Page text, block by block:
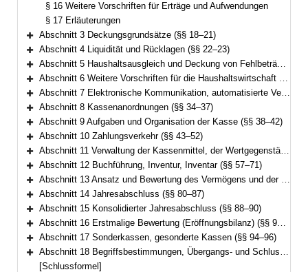
§ 16 Weitere Vorschriften für Erträge und Aufwendungen
§ 17 Erläuterungen
Bereich erweitern
Abschnitt 3 Deckungsgrundsätze (§§ 18–21)
Bereich erweitern
Abschnitt 4 Liquidität und Rücklagen (§§ 22–23)
Bereich erweitern
Abschnitt 5 Haushaltsausgleich und Deckung von Fehlbeträgen (§ 24)
Bereich erweitern
Abschnitt 6 Weitere Vorschriften für die Haushaltswirtschaft (§§ 25–32)
Bereich erweitern
Abschnitt 7 Elektronische Kommunikation, automatisierte Verfahren (§ 33)
Bereich erweitern
Abschnitt 8 Kassenanordnungen (§§ 34–37)
Bereich erweitern
Abschnitt 9 Aufgaben und Organisation der Kasse (§§ 38–42)
Bereich erweitern
Abschnitt 10 Zahlungsverkehr (§§ 43–52)
Bereich erweitern
Abschnitt 11 Verwaltung der Kassenmittel, der Wertgegenstände und anderer Gegenstände (§§ 53–56)
Bereich erweitern
Abschnitt 12 Buchführung, Inventur, Inventar (§§ 57–71)
Bereich erweitern
Abschnitt 13 Ansatz und Bewertung des Vermögens und der Schulden (§§ 72–79)
Bereich erweitern
Abschnitt 14 Jahresabschluss (§§ 80–87)
Bereich erweitern
Abschnitt 15 Konsolidierter Jahresabschluss (§§ 88–90)
Bereich erweitern
Abschnitt 16 Erstmalige Bewertung (Eröffnungsbilanz) (§§ 91–93)
Bereich erweitern
Abschnitt 17 Sonderkassen, gesonderte Kassen (§§ 94–96)
Bereich erweitern
Abschnitt 18 Begriffsbestimmungen, Übergangs- und Schlussvorschriften (§§ 97–100)
[Schlussformel]